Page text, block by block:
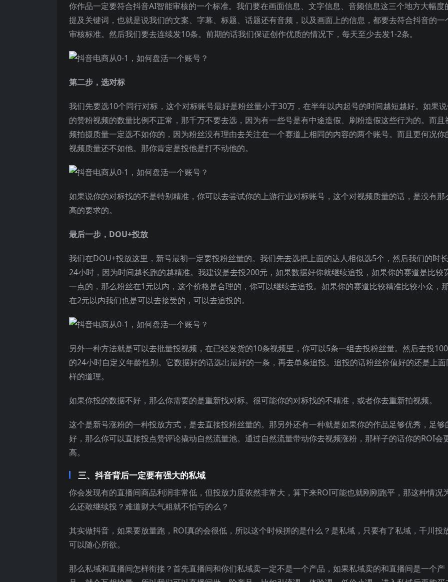
你作品一定要符合抖音AI智能审核的一个标准。我们要在画面信息、文字信息、音频信息这三个地方大幅度
提及关键词，也就是说我们的文案、字幕、标题、话题还有音频，以及画面上的信息，都要去符合抖音的一
审核标准。然后我们要去连续发10条。前期的话我们保证创作优质的情况下，每天至少去发1-2条。
第二步，选对标
我们先要选10个同行对标，这个对标账号最好是粉丝量小于30万，在半年以内起号的时间越短越好。如果
的赞粉视频的数量比例不正常，那千万不要去选，因为有一些号是有中途造假、刷粉造假这些行为的。而且
频拍摄质量一定选不如你的，因为粉丝没有理由去关注在一个赛道上相同的内容的两个账号。而且更何况你
视频质量还不如他。那你肯定是投他是打不动他的。
如果说你的对标找的不是特别精准，你可以去尝试你的上游行业对标账号，这个对视频质量的话，是没有那
高的要求的。
最后一步，DOU+投放
我们在DOU+投放这里，新号最初一定要投粉丝量的。我们先去选把上面的达人相似选5个，然后我们的时
24小时，因为时间越长跑的越精准。我建议是去投200元，如果数据好你就继续追投，如果你的赛道是比较
一点的，那么粉丝在1元以内，这个价格是合理的，你可以继续去追投。如果你的赛道比较精准比较小众，
在2元以内我们也是可以去接受的，可以去追投的。
另外一种方法就是可以去批量投视频，在已经发货的10条视频里，你可以5条一组去投粉丝量。然后去投
的24小时自定义年龄性别。它数据好的话选出最好的一条，再去单条追投。追投的话粉丝价值好的还是上面
样的道理。
如果你投的数据不好，那么你需要的是重新找对标。很可能你的对标找的不精准，或者你去重新拍视频。
这个是新号涨粉的一种投放方式，是去直接投粉丝量的。那另外还有一种就是如果你的作品足够优秀，足够
好，那么你可以直接投点赞评论撬动自然流量池。通过自然流量带动你去视频涨粉，那样子的话你的ROI会
高。
三、抖音背后一定要有强大的私域
你会发现有的直播间商品利润非常低，但投放力度依然非常大，算下来ROI可能也就刚刚跑平，那这种情况
么还敢继续投？难道财大气粗就不怕亏的么？
其实做抖音，如果要放量跑，ROI真的会很低，所以这个时候拼的是什么？是私域，只要有了私域，千川投
可以随心所欲。
那么私域和直播间怎样衔接？首先直播间和你们私域卖一定不是一个产品，如果私域卖的和直播间是一个产